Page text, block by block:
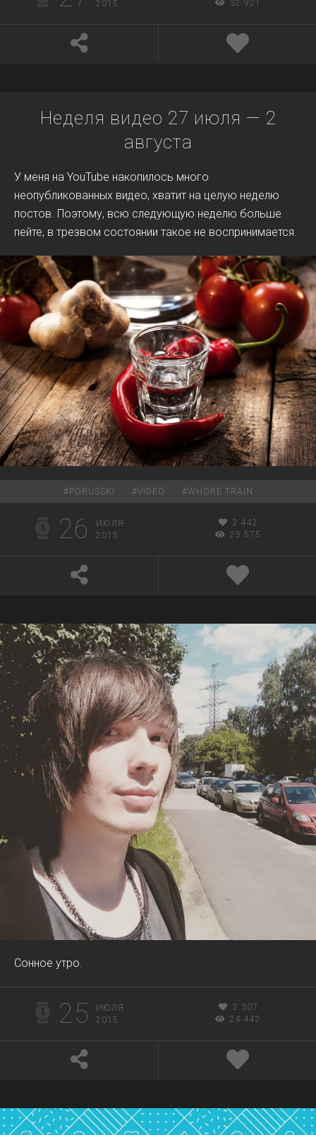
2015 32 921
Неделя видео 27 июля — 2
августа
У меня на YouTube накопилось много
неопубликованных видео, хватит на целую неделю
постов. Поэтому, всю следующую неделю больше
пейте, в трезвом состоянии такое не воспринимается.
# PORUSSKI #VIDEO #WHORE TRAIN
26
ИЮЛЯ
2015
2 442
25 575
Сонное утро.
25
ИЮЛЯ
2015
2 307
24 442